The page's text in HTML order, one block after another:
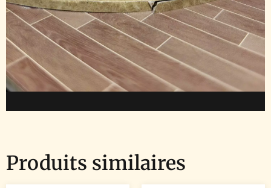
Produits similaires